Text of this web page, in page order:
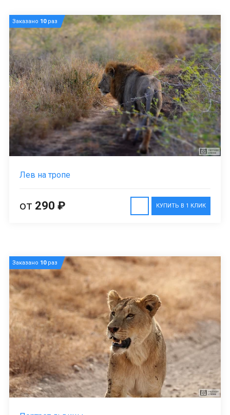
Заказано 10раз
Лев на тропе
КУПИТЬ В 1 КЛИК
от 290 ₽
Заказано 10раз